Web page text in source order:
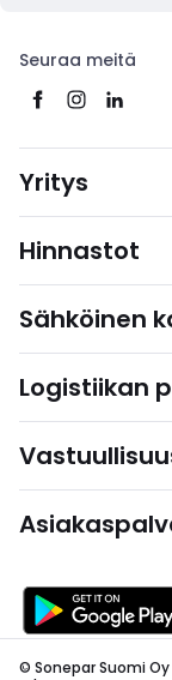
Seuraa meitä
Yritys
Hinnastot
Sähköinen
Logistiikan
© Sonepar Suomi Oy